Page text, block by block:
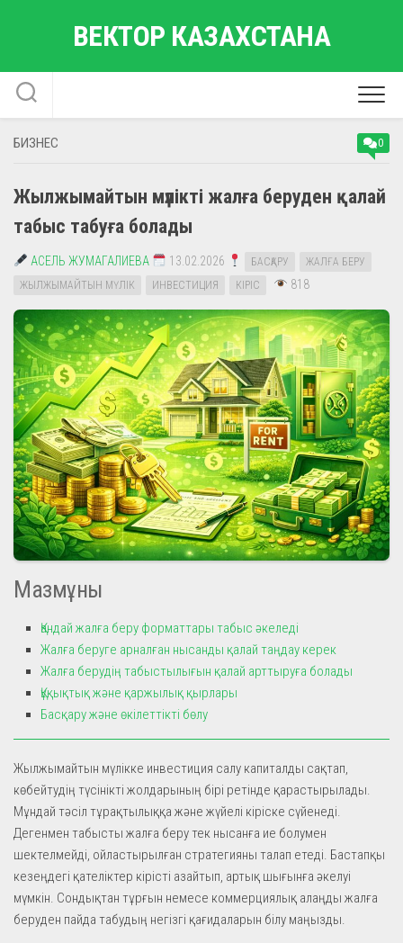
ВЕКТОР КАЗАХСТАНА
БИЗНЕС 0
Жылжымайтын мүлікті жалға беруден қалай
табыс табуға болады
АСЕЛЬ ЖУМАГАЛИЕВА 13.02.2026 БАСҚАРУ
ЖАЛҒА БЕРУ
ЖЫЛЖЫМАЙТЫН МҮЛІК
ИНВЕСТИЦИЯ КІРІС 818
Мазмұны
Қандай жалға беру форматтары табыс әкеледі
Жалға беруге арналған нысанды қалай таңдау керек
Жалға берудің табыстылығын қалай арттыруға болады
Құқықтық және қаржылық қырлары
Басқару және өкілеттікті бөлу
Жылжымайтын мүлікке инвестиция салу капиталды сақтап,
көбейтудің түсінікті жолдарының бірі ретінде қарастырылады.
Мұндай тәсіл тұрақтылыққа және жүйелі кіріске сүйенеді.
Дегенмен табысты жалға беру тек нысанға ие болумен
шектелмейді, ойластырылған стратегияны талап етеді. Бастапқы
кезеңдегі қателіктер кірісті азайтып, артық шығынға әкелуі
мүмкін. Сондықтан тұрғын немесе коммерциялық алаңды жалға
беруден пайда табудың негізгі қағидаларын білу маңызды.